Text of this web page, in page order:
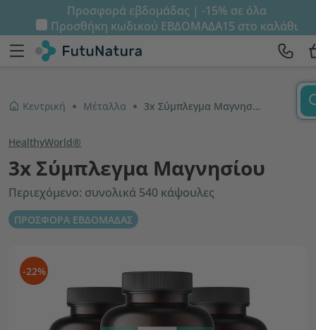
Προσφορά εβδομάδας | -15% σε όλα
Προσθήκη κωδικού ΕΒΔΟΜΑΔΑ15 στο καλάθι
Κεντρική Μέταλλα 3x Σύμπλεγμα Μαγνησίου
HealthyWorld®
3x Σύμπλεγμα Μαγνησίου
Περιεχόμενο: συνολικά 540 κάψουλες
ΠΡΟΣΦΟΡΑ ΕΒΔΟΜΑΔΑΣ
-22%